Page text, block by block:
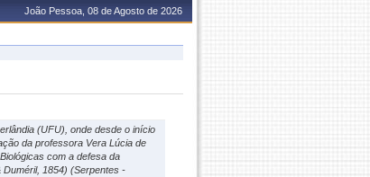
João Pessoa, 08 de Agosto de 2026
(UFU), onde desde o início
da professora Vera Lúcia de
com a defesa da
Duméril, 1854) (Serpentes -